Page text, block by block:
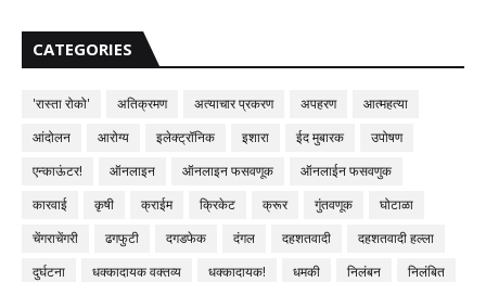
CATEGORIES
'रास्ता रोको' अतिक्रमण अत्याचार प्रकरण अपहरण
आत्महत्या
आंदोलन
आरोग्य इलेक्ट्रॉनिक इशारा ईद मुबारक
उपोषण
एन्काऊंटर!
ऑनलाइन ऑनलाइन फसवणूक
ऑनलाईन फसवणुक
कारवाई
कृषी क्राईम क्रिकेट क्रूर गुंतवणूक
घोटाळा
चेंगराचेंगरी
ढगफुटी दगडफेक दंगल दहशतवादी
दहशतवादी हल्ला
दुर्घटना
धक्कादायक वक्तव्य धक्कादायक! धमकी निलंबन
निलंबित